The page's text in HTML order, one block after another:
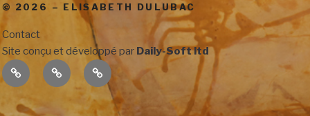
© 2026 – ELISABETH DULUBAC
Contact
Site conçu et développé par Daily-Soft ltd
CréationsVie
de
l’artiste
Contact